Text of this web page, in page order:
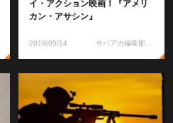
イ・アクション映画！『アメリ
カン・アサシン』
2018/05/14 サバアカ編集部 ともりん